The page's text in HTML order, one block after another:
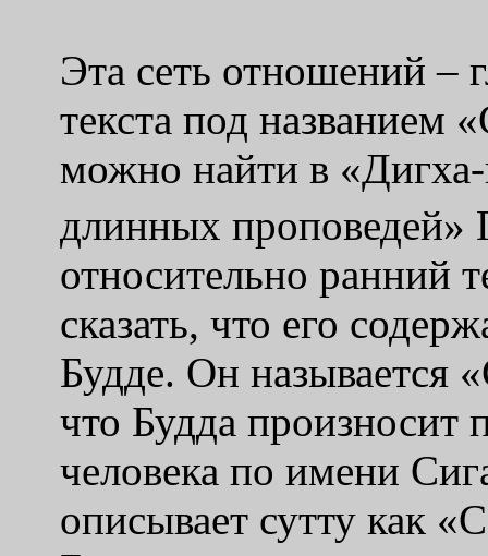
Эта сеть отношений –
текста под названием
можно найти в
длинных проповедей»
относительно ранний
сказать, что его
Будде. Он называется
что Будда произносит
человека по имени
описывает сутту как